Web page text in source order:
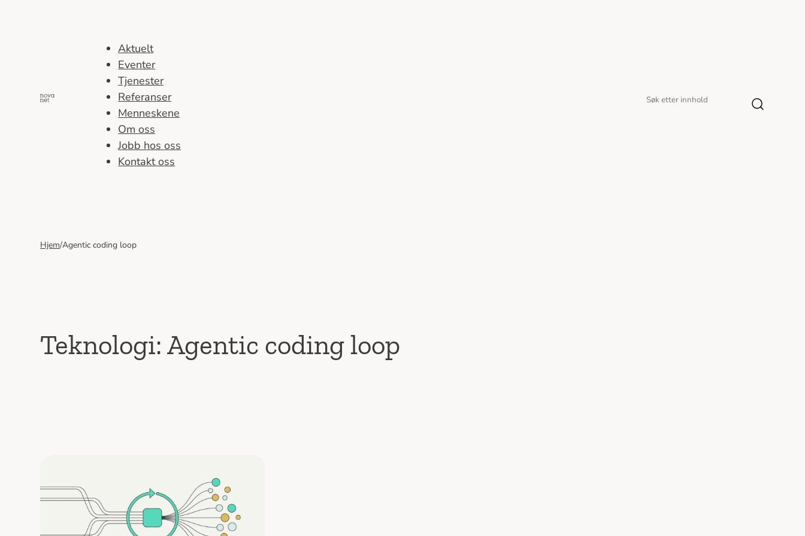
Aktuelt
Eventer
Tjenester
Referanser
Menneskene
Om oss
Jobb hos oss
Kontakt oss
Søk
Søk
Hjem/Agentic coding loop
Teknologi:Agentic coding loop